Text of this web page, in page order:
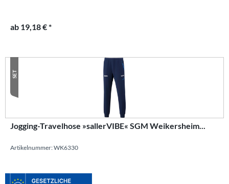
ab 19,18 € *
SET
Jogging-Travelhose »sallerVIBE« SGM Weikersheim...
Artikelnummer: WK6330